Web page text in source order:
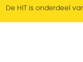
De HIT is onderdeel